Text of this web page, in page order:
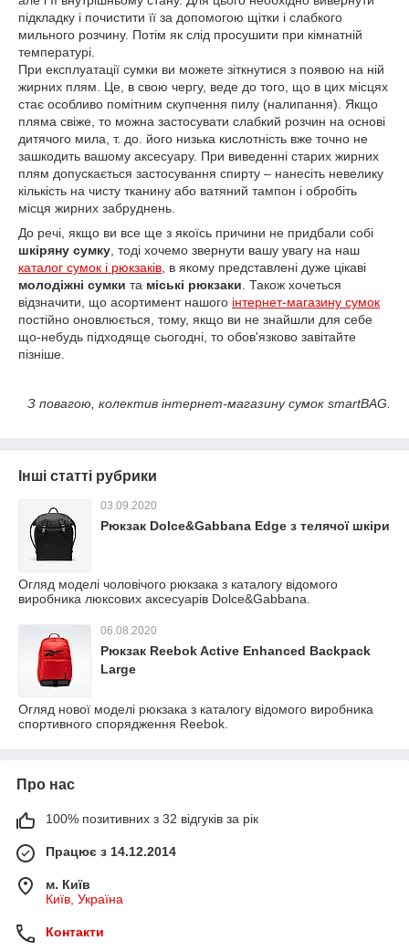
підкладку і почистити її за допомогою щітки і слабкого
мильного розчину. Потім як слід просушити при кімнатній
температурі.
При експлуатації сумки ви можете зіткнутися з появою на ній
жирних плям. Це, в свою чергу, веде до того, що в цих місцях
стає особливо помітним скупчення пилу (налипання). Якщо
пляма свіже, то можна застосувати слабкий розчин на основі
дитячого мила, т. до. його низька кислотність вже точно не
зашкодить вашому аксесуару. При виведенні старих жирних
плям допускається застосування спирту – нанесіть невелику
кількість на чисту тканину або ватяний тампон і обробіть
місця жирних забруднень.
До речі, якщо ви все ще з якоїсь причини не придбали собі
шкіряну сумку , тоді хочемо звернути вашу увагу на наш
каталог сумок і рюкзаків , в якому представлені дуже цікаві
молодіжні сумки та міські рюкзаки . Також хочеться
відзначити, що асортимент нашого інтернет-магазину сумок
постійно оновлюється, тому, якщо ви не знайшли для себе
що-небудь підходяще сьогодні, то обов'язково завітайте
пізніше.
З повагою, колектив інтернет-магазину сумок smartBAG.
Інші статті рубрики
03.09.2020
Рюкзак Dolce&Gabbana Edge з телячої шкіри
Огляд моделі чоловічого рюкзака з каталогу відомого
виробника люксових аксесуарів Dolce&Gabbana.
06.08.2020
Рюкзак Reebok Active Enhanced Backpack
Large
Огляд нової моделі рюкзака з каталогу відомого виробника
спортивного спорядження Reebok.
Про нас
100% позитивних з 32 відгуків за рік
Працює з 14.12.2014
м. Київ
Київ, Україна
Контакти